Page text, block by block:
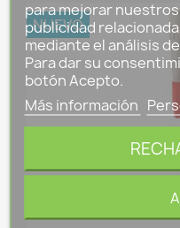
NUEVO
para mejorar
publicidad
mediante el análisis
Para dar su
botón Acepto.
Más información